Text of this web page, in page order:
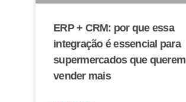
ERP + CRM: por que essa
integração é essencial para
supermercados que querem
vender mais